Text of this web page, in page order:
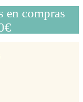
en compras